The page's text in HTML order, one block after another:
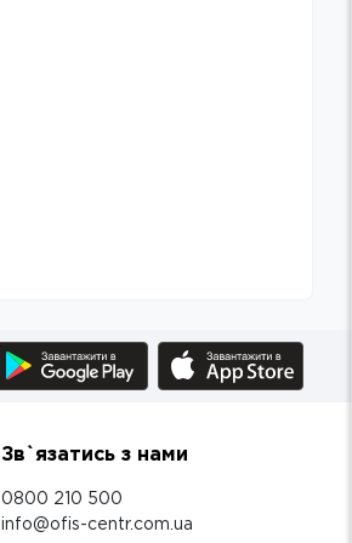
Зв`язатись з нами
0800 210 500
info@ofis-centr.com.ua